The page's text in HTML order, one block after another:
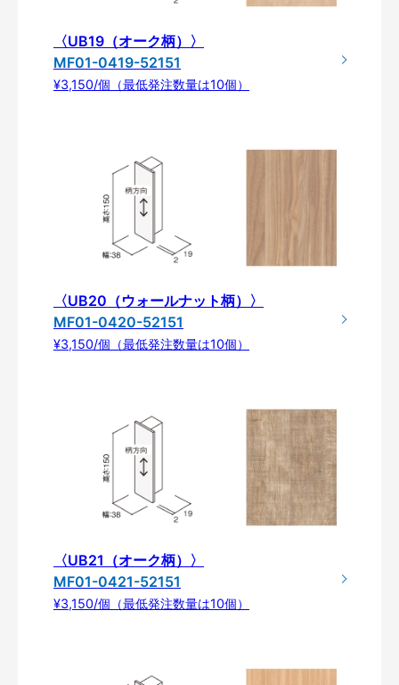
〈UB19（オーク柄）〉
MF01-0419-52151
¥3,150/個（最低発注数量は10個）
〈UB20（ウォールナット柄）〉
MF01-0420-52151
¥3,150/個（最低発注数量は10個）
〈UB21（オーク柄）〉
MF01-0421-52151
¥3,150/個（最低発注数量は10個）